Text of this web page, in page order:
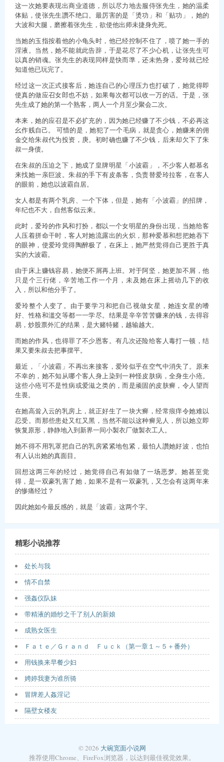
这一次她要表现出商业道德，所以尽力地去服侍张先生，她的温柔
体贴，使张先生讚不绝口。最厉害的是「烫功」和「贴功」，她的
大波和大腿，磨擦着张先生，欲使他出师未捷身先死。
当她的玉指按着他的小龟头时，他已经控制不住了，喷了她一手的
淫液。当然，她不能就此告辞，于是花尽了不少心机，让张先生可
以真的销魂。张先生的表现同样是快而準，还未热身，爱玲就已经
知道他已玩完了。
经过这一次正式接客后，她连自己的心理压力也打破了，她觉得即
使真的做应召女郎也不妨，如果每次都可以收一万的话。于是，张
先生成了她的第一个熟客，两人一个月至少聚会二次。
本来，她的应召是不必扩充的，因为她已经赚了不少钱，不必再这
幺作贱自己。 可惜的是，她犯了一个毛病，就是贪心，她赚来的佣
金交给朱叔代为投资，庚。初时确也赚了不少钱，后来却欠下了朱
叔一身债。
在朱叔的压迫之下，她成了皇牌明星「小波霸」，不少客人都慕名
来找她一亲巨波。朱叔的手下有皮条客，负责替爱玲拉客，在客人
的眼前，她也以波霸自居。
女人都是有两个乳房、一个下体，但是，她有「小波霸」的招牌，
年纪也不大，自然客似云来。
此时，爱玲的作风和打扮，都以一个女明星的身份出现，当她给客
人压着拼命干时，客人对她流露出的火炽，那种爱慕和想把她吞下
的眼神，使爱玲觉得陶醉极了，在床上，她严然觉得自己更胜于真
实的大波霸。
由于床上赚钱容易，她便不屑再上班。对于阿坚，她更加不屑，他
只是个三行佬，辛苦地工作一个月，未及她在床上摇动几下的收
入，所以和他分手了。
爱玲整个人变了。由于要学习和把自己视做女星，她连女星的嗜
好、性格和滥交等都一一学尽。结果是辛辛苦苦赚来的钱，去得容
易，炒股票外汇的结果，是大赌特赌，越输越大。
而她的作风，也得罪了不少恩客。有几次还险给客人毒打一顿，结
果又要朱叔去把事摆平。
最近，「小波霸」不再出来接客，爱玲似乎在空气中消失了。原来
不幸的，她不知从哪个客人身上染到一种怪皮肤病，全身生小疮。
这些小疮可不是性病或爱滋之类的，而是顽固的皮肤癣，令人望而
生畏。
在她高耸入云的乳房上，就正好生了一块大癣，经常痕痒令她难以
忍受。而那些患处又红又黑，当然不能以这种癣见人，所以她立即
恢复原形，静静地入到新界一间小製衣厂做製衣工人。
她不得不用乳罩把自己的乳房紧紧地包紧，最怕人讚她好波，也怕
有人认出她的真面目。
回想这两三年的经过，她觉得自己有如做了一场恶梦。她甚至觉
得，是一双豪乳害了她，如果不是有一双豪乳，又怎会有这两年来
的惨痛经过？
因此她如今最反感的，就是「波霸」这两个字。
精彩小说推荐
处长与我
情不自禁
强姦仪队妹
带精液的婚纱之干了别人的新娘
成熟女医生
Ｆａｔｅ／Ｇｒａｎｄ Ｆｕｃｋ（第一章１～５＋番外）
用钱换来早餐少妇
娉婷我妻为谁所骑
冒牌差人姦淫记
隔壁女楼友
© 2026 大碗宽面小说网
推荐使用Chrome、FireFox浏览器，以达到最佳视觉效果。